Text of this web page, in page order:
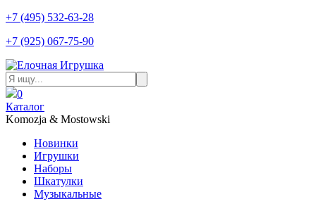
+7 (495) 532-63-28
+7 (925) 067-75-90
0
Каталог
Komozja & Mostowski
Новинки
Игрушки
Наборы
Шкатулки
Музыкальные